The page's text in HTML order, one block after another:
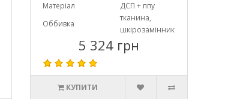
Матеріал
ДСП + ппу
Оббивка
тканина,
шкірозамінник
5 324 грн
КУПИТИ